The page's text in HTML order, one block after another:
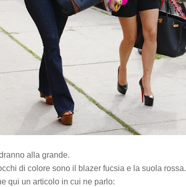
alla grande.
di colore sono il blazer fucsia e la suola rossa.
qui un articolo in cui ne parlo: